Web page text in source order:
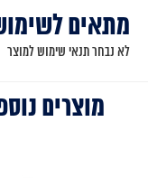
מתאים
לא נבחר תנאי שימוש למוצר
מוצרים